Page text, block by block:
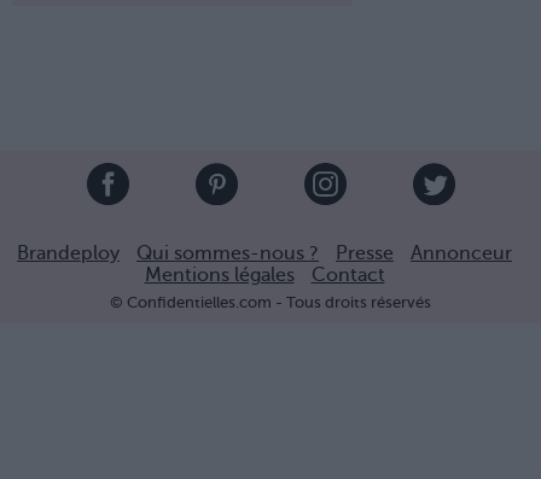
Brandeploy Qui sommes-nous ? Presse
Annonceur
Mentions légales
Contact
© Confidentielles.com - Tous droits réservés